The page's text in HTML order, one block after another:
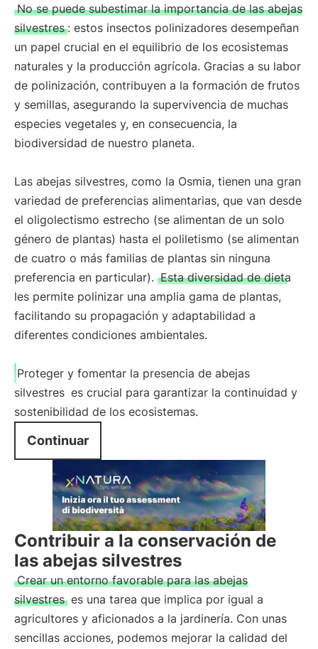
No se puede subestimar la importancia de las abejas
silvestres : estos insectos polinizadores desempeñan
un papel crucial en el equilibrio de los ecosistemas
naturales y la producción agrícola. Gracias a su labor
de polinización, contribuyen a la formación de frutos
y semillas, asegurando la supervivencia de muchas
especies vegetales y, en consecuencia, la
biodiversidad de nuestro planeta.
Las abejas silvestres, como la Osmia, tienen una gran
variedad de preferencias alimentarias, que van desde
el oligolectismo estrecho (se alimentan de un solo
género de plantas) hasta el poliletismo (se alimentan
de cuatro o más familias de plantas sin ninguna
preferencia en particular). Esta diversidad de dieta
les permite polinizar una amplia gama de plantas,
facilitando su propagación y adaptabilidad a
diferentes condiciones ambientales.
Proteger y fomentar la presencia de abejas
silvestres es crucial para garantizar la continuidad y
sostenibilidad de los ecosistemas.
Continuar
Contribuir a la conservación de
las abejas silvestres
Crear un entorno favorable para las abejas
silvestres es una tarea que implica por igual a
agricultores y aficionados a la jardinería. Con unas
sencillas acciones, podemos mejorar la calidad del